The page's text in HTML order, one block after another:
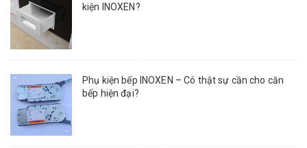
kiện INOXEN?
Phụ kiện bếp INOXEN – Có thật sự cần cho căn
bếp hiện đại?